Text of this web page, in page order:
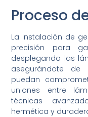
Proceso
La instalación de
precisión para
desplegando las
asegurándote
puedan
uniones entre
técnicas
hermética y